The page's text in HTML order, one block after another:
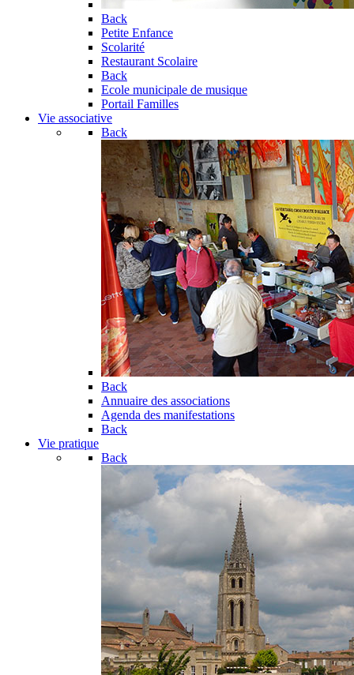
Back
Petite Enfance
Scolarité
Restaurant Scolaire
Back
Ecole municipale de musique
Portail Familles
Vie associative
Back
Back
Annuaire des associations
Agenda des manifestations
Back
Vie pratique
Back